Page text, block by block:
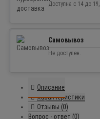
Доступна с 14 до 19,
Самовывоз
Не доступен.
Описание
Характеристики
Отзывы (0)
Вопрос - ответ (0)